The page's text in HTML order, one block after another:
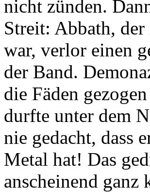
nicht zünden.
Streit: Abbath,
war, verlor einen
der Band.
die Fäden
durfte unter dem
nie gedacht, dass
Metal hat! Das
anscheinend